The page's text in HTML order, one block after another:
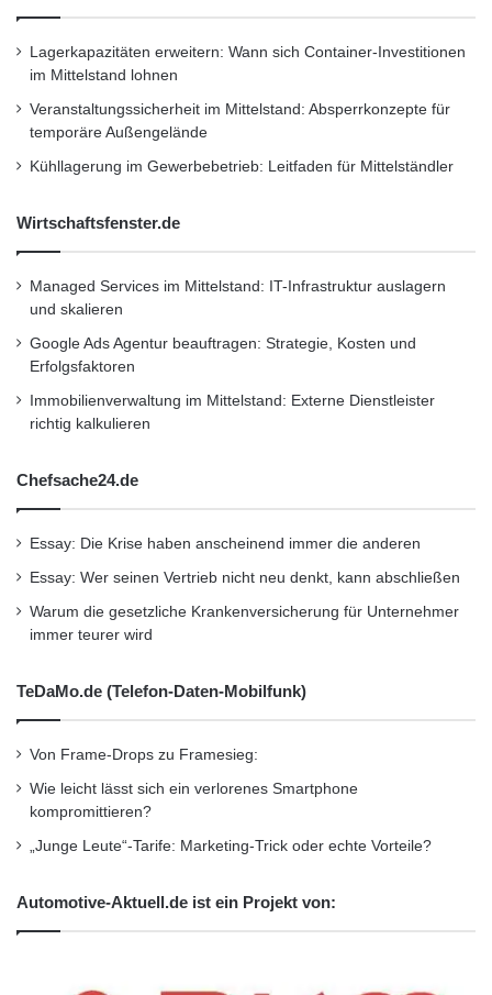
externen Partner war, dass dieser uns in
Bezug auf die heute verfügbaren innovativen
CRM Neuerungen möglichst reibungsfrei in die
Organisation einzubinden”, erklärt Polifka.
heißt, für spezielle Themen, die entweder sehr
neu sind, wie etwa das EhP1 Upgrade, oder
wo noch kein Wissen aufgebaut wurde, wie
etwa für die Module Externes Listmanagement
(ELM) oder Kampagnen-Management.”
Engelhardt beschreibt die Nutzenaspekte eines
sind eine ganze Reihe von Innovationen, die
mit dem neuen Release bereitgestellt werden.”
Dies betrifft aus ihrer Sicht beispielsweise die
Oberfläche im Verbund mit einer verbesserten
Benutzerfreundlichkeit. Auch sei damit eine
schnellere Erweiterbarkeit durch das eigene IT-
Team möglich. Hinzu komme eine erweiterte
Wasserfallmodell und Erweiterungen im
Kampagnenmanagement.
Lagerkapazitäten erweitern: Wann sich Container-Investitionen
im Mittelstand lohnen
Veranstaltungssicherheit im Mittelstand: Absperrkonzepte für
temporäre Außengelände
Kühllagerung im Gewerbebetrieb: Leitfaden für Mittelständler
Wirtschaftsfenster.de
Managed Services im Mittelstand: IT-Infrastruktur auslagern
und skalieren
Google Ads Agentur beauftragen: Strategie, Kosten und
Erfolgsfaktoren
Immobilienverwaltung im Mittelstand: Externe Dienstleister
richtig kalkulieren
Chefsache24.de
Essay: Die Krise haben anscheinend immer die anderen
Essay: Wer seinen Vertrieb nicht neu denkt, kann abschließen
Warum die gesetzliche Krankenversicherung für Unternehmer
immer teurer wird
TeDaMo.de (Telefon-Daten-Mobilfunk)
Von Frame-Drops zu Framesieg:
Wie leicht lässt sich ein verlorenes Smartphone
kompromittieren?
„Junge Leute“-Tarife: Marketing-Trick oder echte Vorteile?
Automotive-Aktuell.de ist ein Projekt von: